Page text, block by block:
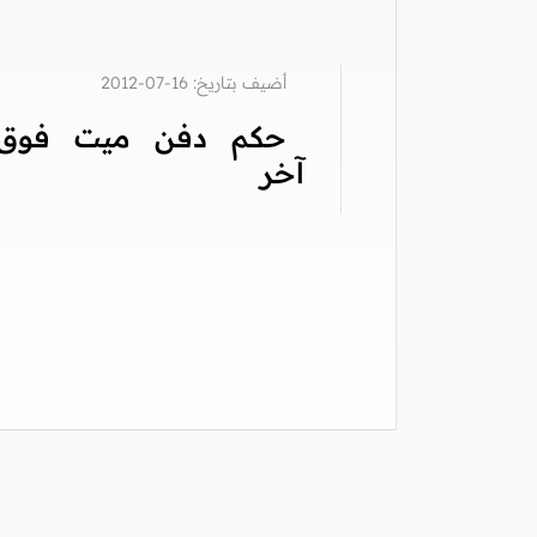
أضيف بتاريخ: 16-07-2012
حكم دفن ميت
آخر